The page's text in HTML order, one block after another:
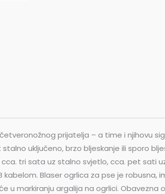
prijatelja – a time i njihovu
uključeno, brzo bljeskanje ili sporo
tri sata uz stalno svjetlo, cca. pet sati
Blaser ogrlica za pse je robusna,
u markiranju argalija na ogrlici.